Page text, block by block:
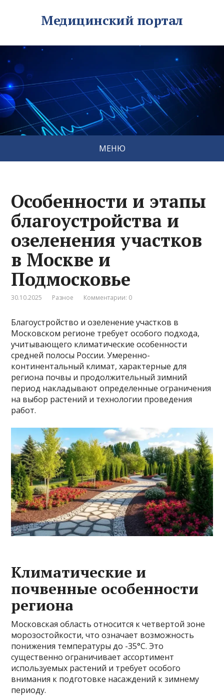
Медицинский портал
МЕНЮ
Особенности и этапы
благоустройства и
озеленения участков
в Москве и
Подмосковье
30.10.2025 Разное Комментарии: 0
Благоустройство и озеленение участков в
Московском регионе требует особого подхода,
учитывающего климатические особенности
средней полосы России. Умеренно-
континентальный климат, характерные для
региона почвы и продолжительный зимний
период накладывают определенные ограничения
на выбор растений и технологии проведения
работ.
Климатические и
почвенные особенности
региона
Московская область относится к четвертой зоне
морозостойкости, что означает возможность
понижения температуры до -35°C. Это
существенно ограничивает ассортимент
используемых растений и требует особого
внимания к подготовке насаждений к зимнему
периоду.